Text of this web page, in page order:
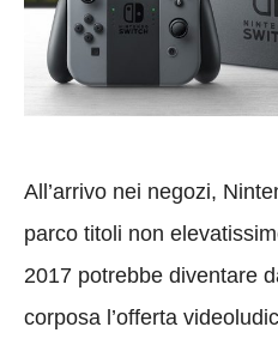
All’arrivo nei negozi,
parco titoli non
2017 potrebbe diventare
corposa l’offerta